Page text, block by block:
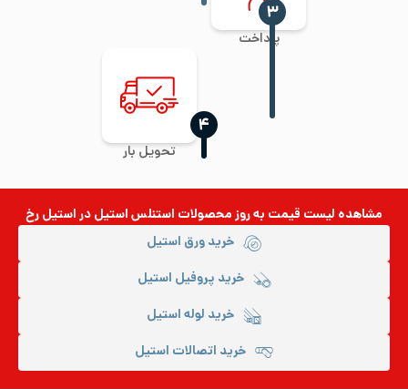
پرداخت
‍۳
تحویل بار
‍۴
مشاهده لیست قیمت به روزمحصولات استنلس استیلدر استیل رخ
خرید ورق استیل
خرید پروفیل استیل
خرید لوله استیل
خرید اتصالات استیل